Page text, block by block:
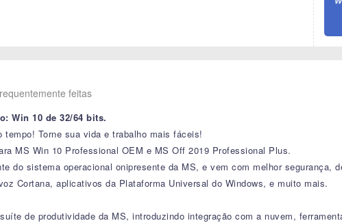
feitas
Win 10 de 32/64 bits.
Torne sua vida e trabalho mais fáceis!
MS Win 10 Professional OEM e MS Off 2019 Professional Plus.
do sistema operacional onipresente da MS, e vem com melhor segurança,
Cortana, aplicativos da Plataforma Universal do Windows, e muito mais.
de produtividade da MS, introduzindo integração com a nuvem,